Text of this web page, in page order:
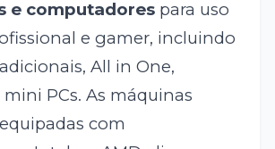
e computadorespara uso
e gamer, incluindo
All in One,
PCs. As máquinas
com